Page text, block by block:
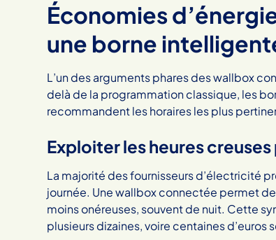
Économies
une borne
L’un des arguments phares des wallbox
delà de la programmation classique, les
recommandent les horaires les plus
Exploiter les heures
La majorité des fournisseurs d’électricité
journée. Une wallbox connectée permet
moins onéreuses, souvent de nuit. Cette
plusieurs dizaines, voire centaines d’euros